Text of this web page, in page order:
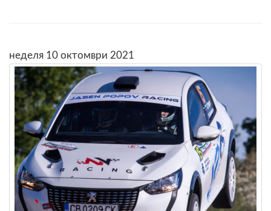
неделя 10 октомври 2021